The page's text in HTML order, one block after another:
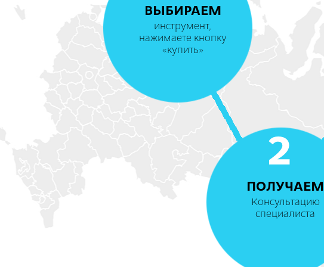
ВЫБИРАЕМ
инструмент,
нажимаете кнопку
«купить»
2
ПОЛУЧАЕМ
Консультацию
специалиста